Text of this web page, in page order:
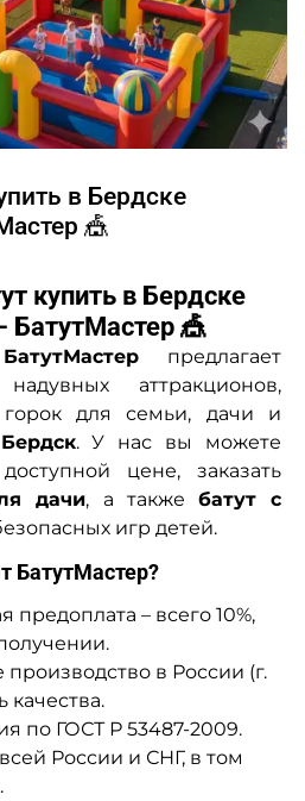
в Бердске
🎪
купить в Бердске
БатутМастер 🎪
БатутМастер предлагает
аттракционов,
для семьи, дачи и
Бердск. У нас вы можете
цене, заказать
дачи, а также батут с
игр детей.
БатутМастер?
– всего 10%,
в России (г.
качества.
по ГОСТ Р 53487-2009.
России и СНГ, в том
.